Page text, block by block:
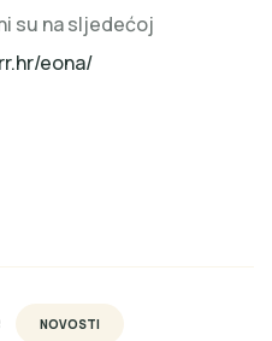
su na sljedećoj
eona/
NOVOSTI